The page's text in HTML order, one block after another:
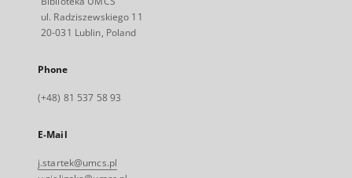
ul. Radziszewskiego 11
20-031 Lublin, Poland
Phone
(+48) 81 537 58 93
E-Mail
j.startek@umcs.pl